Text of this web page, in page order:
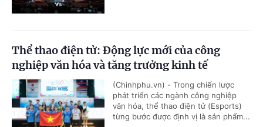
Thể thao điện tử: Động lực mới của công
nghiệp văn hóa và tăng trưởng kinh tế
(Chinhphu.vn) - Trong chiến lược
phát triển các ngành công nghiệp
văn hóa, thể thao điện tử (Esports)
từng bước được định vị là sản phẩm...